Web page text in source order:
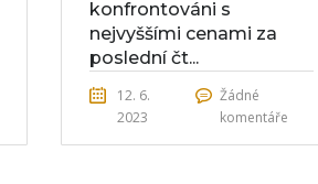
konfrontováni s
nejvyššími cenami za
poslední čt...
12. 6.
2023
Žádné
komentáře